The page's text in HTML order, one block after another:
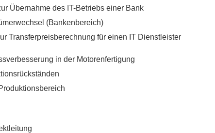
Übernahme des IT-Betriebs einer Bank
(Bankenbereich)
Transferpreisberechnung für einen IT Dienstleister
in der Motorenfertigung